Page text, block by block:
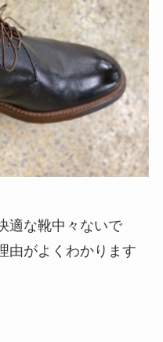
適な靴中々ないで
由がよくわかります